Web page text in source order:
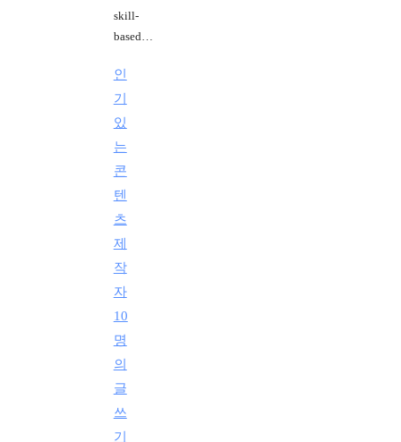
skill-
based…
인
기
있
는
콘
텐
츠
제
작
자
10
명
의
글
쓰
기